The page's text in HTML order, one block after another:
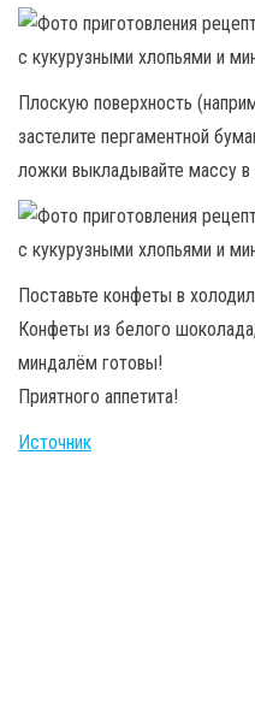
Плоскую поверхность
застелите пергаментной
ложки выкладывайте массу
Поставьте конфеты в
Конфеты из белого
миндалём готовы!
Приятного аппетита!
Источник